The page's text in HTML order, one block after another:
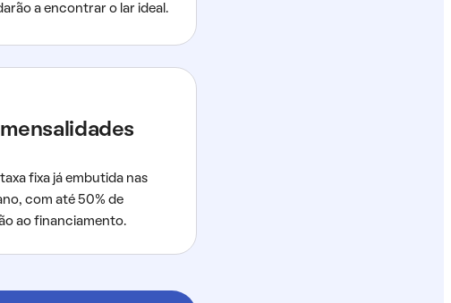
a encontrar o lar ideal.
fixa já embutida nas
com até 50% de
ao financiamento.